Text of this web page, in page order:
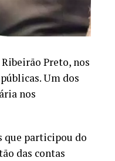
Preto, nos
Um dos
nos
que participou do
das contas